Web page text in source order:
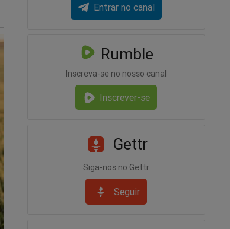
Entrar no canal
Rumble
Inscreva-se no nosso canal
Inscrever-se
Gettr
Siga-nos no Gettr
Seguir